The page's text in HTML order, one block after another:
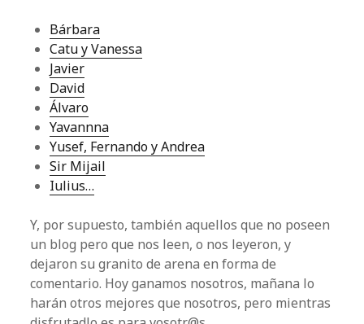
Bárbara
Catu y Vanessa
Javier
David
Álvaro
Yavannna
Yusef, Fernando y Andrea
Sir Mijail
Iulius…
Y, por supuesto, también aquellos que no poseen
un blog pero que nos leen, o nos leyeron, y
dejaron su granito de arena en forma de
comentario. Hoy ganamos nosotros, mañana lo
harán otros mejores que nosotros, pero mientras